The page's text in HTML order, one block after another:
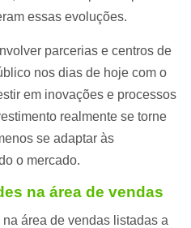
essas evoluções.
parcerias e centros de
nos dias de hoje com o
em inovações e processos
realmente se torne
se adaptar às
o mercado.
na área de vendas
área de vendas listadas a